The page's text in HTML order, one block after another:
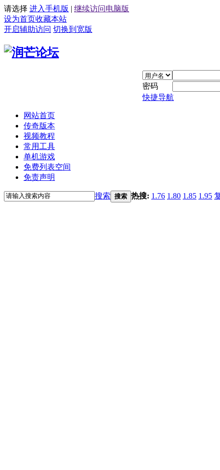
请选择 进入手机版 | 继续访问电脑版
设为首页收藏本站
开启辅助访问 切换到宽版
密码
快捷导航
网站首页
传奇版本
视频教程
常用工具
单机游戏
免费列表空间
免责声明
搜索 搜索 热搜: 1.76 1.80 1.85 1.95